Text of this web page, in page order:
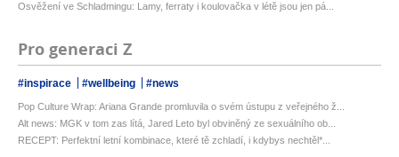
Osvěžení ve Schladmingu: Lamy, ferraty i koulovačka v létě jsou jen pá...
Pro generaci Z
#inspirace #wellbeing #news
Pop Culture Wrap: Ariana Grande promluvila o svém ústupu z veřejného ž...
Alt news: MGK v tom zas lítá, Jared Leto byl obviněný ze sexuálního ob...
RECEPT: Perfektní letní kombinace, které tě zchladí, i kdybys nechtěl*...